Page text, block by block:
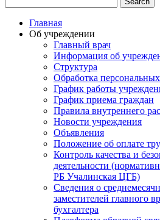
Главная
Об учреждении
Главный врач
Информация об
Структура
Обработка
График работы
График приема граждан
Правила внутреннего
Новости учреждения
Объявления
Положение об оплате
Контроль качества и
деятельности
РБ Учалинская ЦГБ)
Сведения о
заместителей главного
бухгалтера